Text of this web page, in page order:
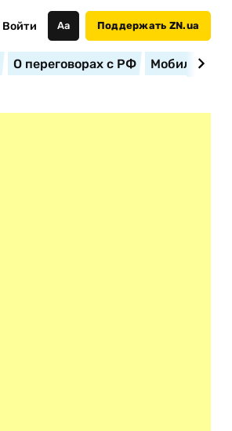
Войти Аа Поддержать ZN.ua
О переговорах с РФ